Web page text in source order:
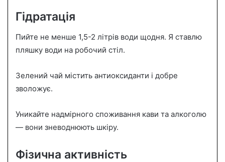
Гідратація
Пийте не менше 1,5-2 літрів води щодня. Я ставлю
пляшку води на робочий стіл.
Зелений чай містить антиоксиданти і добре
зволожує.
Уникайте надмірного споживання кави та алкоголю
— вони зневоднюють шкіру.
Фізична активність